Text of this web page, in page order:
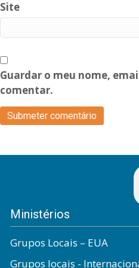
Site
Guardar o meu nome,
comentar.
Ministérios
Grupos Locais – EUA
Grupos locais -